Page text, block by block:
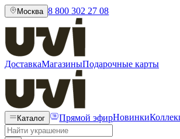
Москва 8 800 302 27 08
ДоставкаМагазиныПодарочные карты
Каталог Прямой эфирНовинки